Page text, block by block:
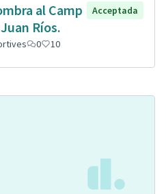
al Camp
Ríos.
Acceptada
0 10